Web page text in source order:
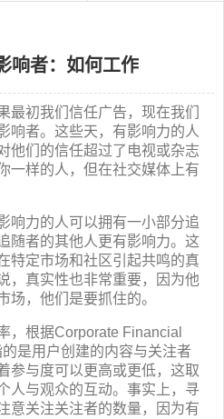
响者：如何工作
最初我们信任广告，现在我们
响者。这些天，有影响力的人
他们的信任超过了电视或杂志
一样的人，但在社交媒体上有
响力的人可以拥有一小部分追
随者的其他人更有影响力。这
特定市场和社区引起共鸣的真
，真实性也非常重要，因为他
场，他们是要抓住的。
，根据Corporate Financial
是用户创建的内容与关注者
参与度可以更高或更低，这取
人与观众的互动。事实上，寻
意关注关注者的数量，因为有